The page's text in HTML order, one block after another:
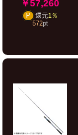
￥57,260
P 還元1％
572pt